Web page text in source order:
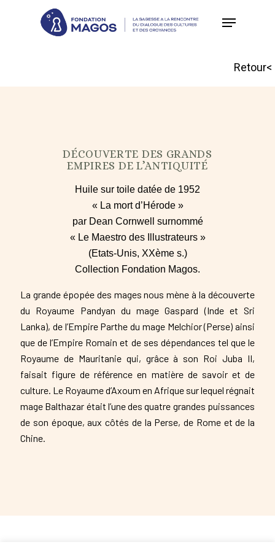
Retour<
DÉCOUVERTE DES GRANDS
EMPIRES DE L’ANTIQUITÉ
Huile sur toile datée de 1952
« La mort d’Hérode »
par Dean Cornwell surnommé
« Le Maestro des Illustrateurs »
(Etats-Unis, XXème s.)
Collection Fondation Magos.
La grande épopée des mages nous mène à la découverte
du Royaume Pandyan du mage Gaspard (Inde et Sri
Lanka), de l’Empire Parthe du mage Melchior (Perse) ainsi
que de l’Empire Romain et de ses dépendances tel que le
Royaume de Mauritanie qui, grâce à son Roi Juba II,
faisait figure de référence en matière de savoir et de
culture. Le Royaume d’Axoum en Afrique sur lequel régnait
mage Balthazar était l’une des quatre grandes puissances
de son époque, aux côtés de la Perse, de Rome et de la
Chine.